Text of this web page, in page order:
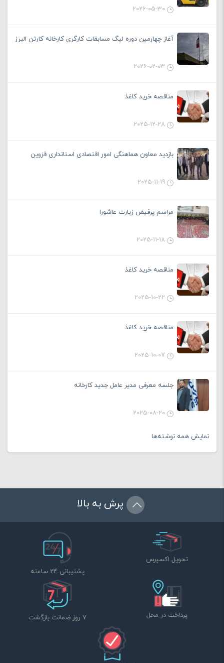
2026-05-30
آغاز چهارمین دوره لیگ مسابقات کارگری کارخانه کارتن البرز
2026-02-03
مناقصه خرید کاغذ
2025-12-28
بازدید معاون هماهنگی امور اقتصادی استانداری قزوین
2025-11-19
مراسم پرفیض زیارت عاشورا
2025-11-18
مناقصه خرید کاغذ
2025-10-22
مناقصه خرید کاغذ
2025-10-07
جلسه معرفی مدیر عامل جدید کارخانه
2025-08-20
نمایش همه نوشته‌ها
پرش به بالا
تحویل اکسپرس
پشتیبانی 24 ساعته
پرداخت در محل 7 روز ضمانت بازگشت